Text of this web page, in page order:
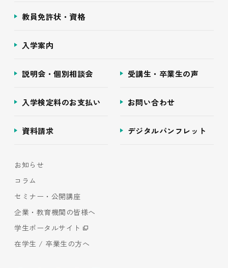
教員免許状・資格
入学案内
説明会・個別相談会 受講生・卒業生の声
入学検定料のお支払い お問い合わせ
資料請求 デジタルパンフレット
お知らせ
コラム
セミナー・公開講座
企業・教育機関の皆様へ
学生ポータルサイト
在学生 / 卒業生の方へ